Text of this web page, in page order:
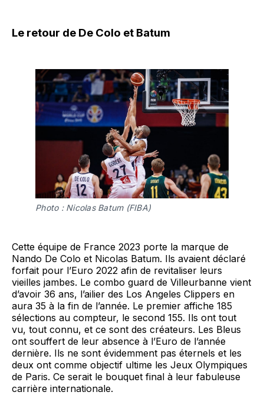
Le retour de De Colo et Batum
Photo : Nicolas Batum (FIBA)
Cette équipe de France 2023 porte la marque de
Nando De Colo et Nicolas Batum. Ils avaient déclaré
forfait pour l’Euro 2022 afin de revitaliser leurs
vieilles jambes. Le combo guard de Villeurbanne vient
d’avoir 36 ans, l’ailier des Los Angeles Clippers en
aura 35 à la fin de l’année. Le premier affiche 185
sélections au compteur, le second 155. Ils ont tout
vu, tout connu, et ce sont des créateurs. Les Bleus
ont souffert de leur absence à l’Euro de l’année
dernière. Ils ne sont évidemment pas éternels et les
deux ont comme objectif ultime les Jeux Olympiques
de Paris. Ce serait le bouquet final à leur fabuleuse
carrière internationale.